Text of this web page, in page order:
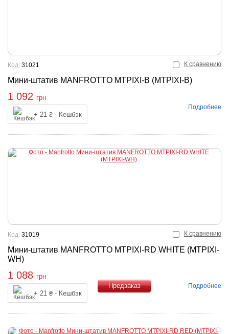
К сравнению
Мини-штатив MANFROTTO MTPIXI-B (MTPIXI-B)
Код: 31021
1 092 грн
+ 21 ₴ - Кешбэк
Подробнее
К сравнению
Мини-штатив MANFROTTO MTPIXI-RD WHITE (MTPIXI-
WH)
Код: 31019
1 088 грн
+ 21 ₴ - Кешбэк
Подробнее